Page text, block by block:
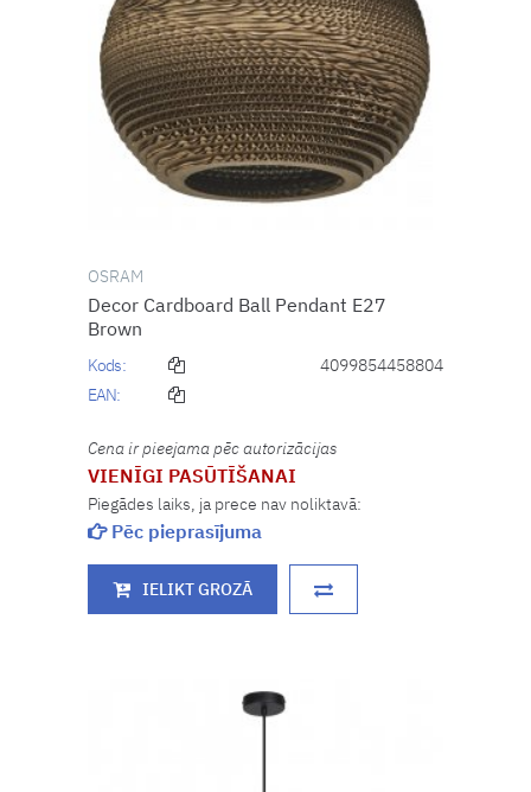
OSRAM
Decor Cardboard Ball Pendant E27
Brown
Kods:
4099854458804
EAN:
Cena ir pieejama pēc autorizācijas
VIENĪGI PASŪTĪŠANAI
Piegādes laiks, ja prece nav noliktavā:
Pēc pieprasījuma
IELIKT GROZĀ